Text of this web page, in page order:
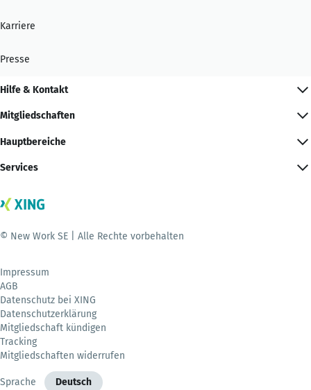
Karriere
Presse
Hilfe & Kontakt
Mitgliedschaften
Hauptbereiche
Services
© New Work SE | Alle Rechte vorbehalten
Impressum
AGB
Datenschutz bei XING
Datenschutzerklärung
Mitgliedschaft kündigen
Tracking
Mitgliedschaften widerrufen
Sprache Deutsch